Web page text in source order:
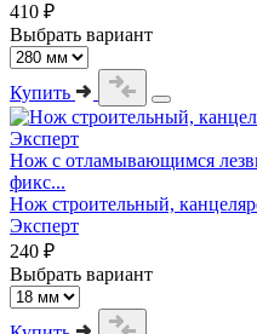
410 ₽
Выбрать вариант
Купить
Нож с отламывающимся
фикс...
Нож строительный,
Эксперт
240 ₽
Выбрать вариант